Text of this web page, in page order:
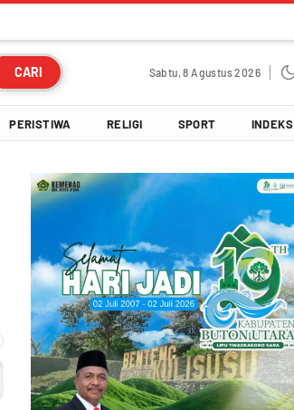
CARI Sabtu, 8 Agustus 2026
PERISTIWA RELIGI SPORT INDEKS